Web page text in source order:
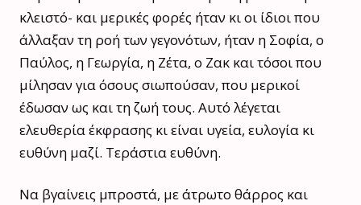
κλειστό- και μερικές φορές ήταν κι οι ίδιοι που
άλλαξαν τη ροή των γεγονότων, ήταν η Σοφία, ο
Παύλος, η Γεωργία, η Ζέτα, ο Ζακ και τόσοι που
μίλησαν για όσους σιωπούσαν, που μερικοί
έδωσαν ως και τη ζωή τους. Αυτό λέγεται
ελευθερία έκφρασης κι είναι υγεία, ευλογία κι
ευθύνη μαζί. Τεράστια ευθύνη.
Να βγαίνεις μπροστά, με άτρωτο θάρρος και